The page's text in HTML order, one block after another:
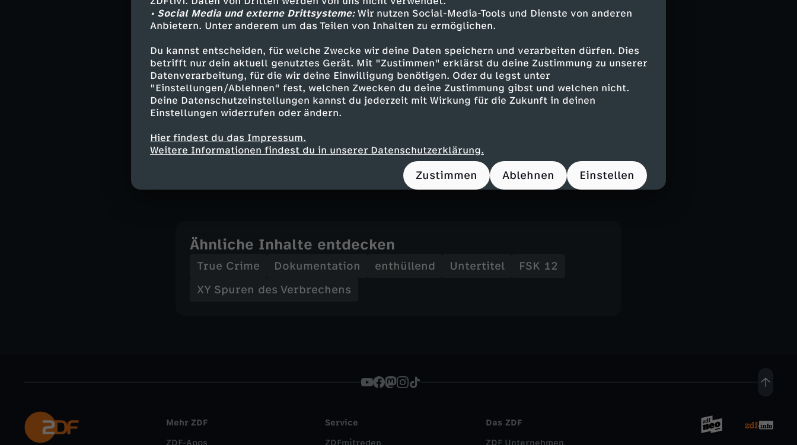
• Social Media und externe Drittsysteme:Wir nutzen Social-Media-Tools und Dienste von anderen
Anbietern. Unter anderem um das Teilen von Inhalten zu ermöglichen.
Du kannst entscheiden, für welche Zwecke wir deine Daten speichern und verarbeiten dürfen. Dies
betrifft nur dein aktuell genutztes Gerät. Mit "Zustimmen" erklärst du deine Zustimmung zu unserer
Datenverarbeitung, für die wir deine Einwilligung benötigen. Oder du legst unter
"Einstellungen/Ablehnen" fest, welchen Zwecken du deine Zustimmung gibst und welchen nicht.
Deine Datenschutzeinstellungen kannst du jederzeit mit Wirkung für die Zukunft in deinen
Einstellungen widerrufen oder ändern.
Hier findest du das Impressum.
Weitere Informationen findest du in unserer Datenschutzerklärung.
Zustimmen Ablehnen Einstellen
Für Helene Reiner ist klar: Femizide sind eine erhebliche gesellschaftliche
Herausforderung und machen deutlich, wie dringend Aufklärung und
Präventionsarbeit notwendig sind.
Stab
Autor - Jasmin Lakatoš
Kamera - Felix Janssen, Thomas Morgott, Julian Wolf, Ivo Yordanov
Ähnliche Inhalte entdecken
True Crime Dokumentation enthüllend Untertitel
FSK 12
XY Spuren des Verbrechens
Mehr ZDF
ZDF-Apps
Service
ZDFmitreden
Das ZDF
ZDF Unternehmen